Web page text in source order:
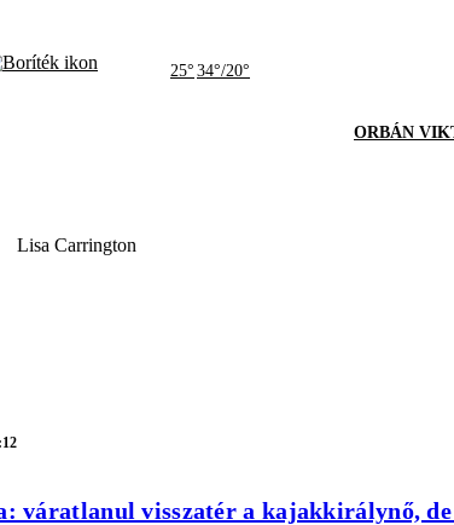
25° 34°/20°
ORBÁN
Lisa Carrington
váratlanul visszatér a kajakkirálynő,